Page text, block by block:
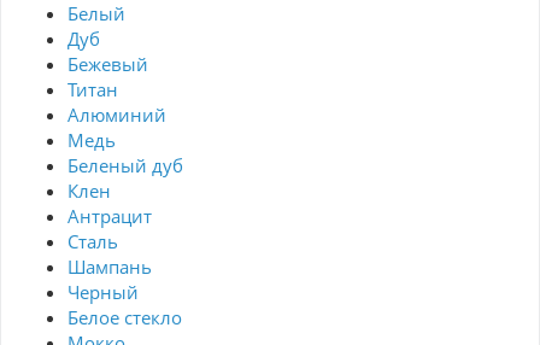
Белый
Дуб
Бежевый
Титан
Алюминий
Медь
Беленый дуб
Клен
Антрацит
Сталь
Шампань
Черный
Белое стекло